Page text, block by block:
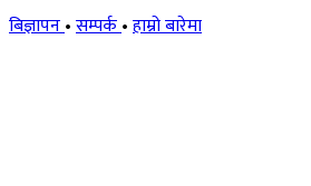
बिज्ञापन•सम्पर्क•हाम्रो बारेमा